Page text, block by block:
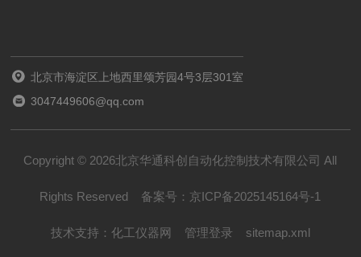
北京市海淀区上地西里颂芳园4号3层301室
3047449606@qq.com
Copyright © 2026北京华通科创自动化控制技术有限公司 All
Rights Reserved 备案号： 京ICP备2025145164号-1
技术支持： 化工仪器网 管理登录 sitemap.xml